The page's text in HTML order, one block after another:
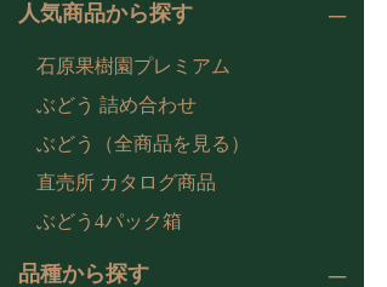
人気商品から探す
石原果樹園プレミアム
ぶどう 詰め合わせ
ぶどう（全商品を見る）
直売所 カタログ商品
ぶどう4パック箱
品種から探す